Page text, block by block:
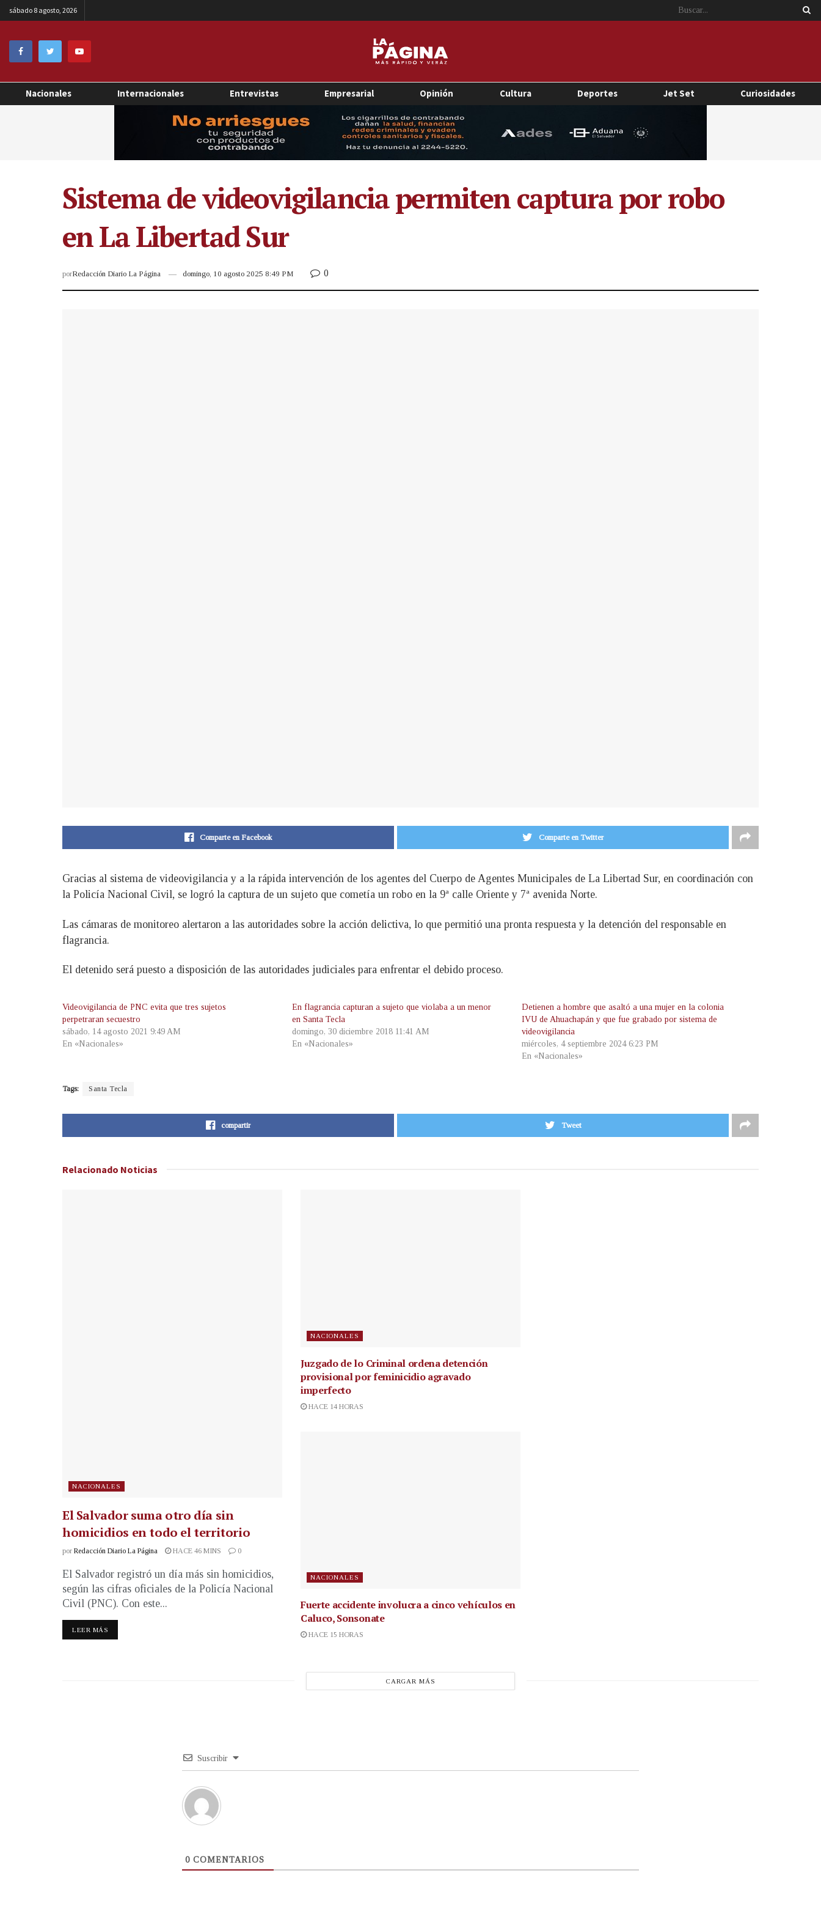
sábado 8 agosto, 2026
Nacionales Internacionales Entrevistas Empresarial Opinión Cultura Deportes Jet Set Curiosidades
Sistema de videovigilancia permiten captura por robo
en La Libertad Sur
porRedacción Diario La Página domingo, 10 agosto 2025 8:49 PM 0
Comparte en Facebook Comparte en Twitter
Gracias al sistema de videovigilancia y a la rápida intervención de los agentes del Cuerpo de Agentes Municipales de La Libertad Sur, en coordinación con
la Policía Nacional Civil, se logró la captura de un sujeto que cometía un robo en la 9ª calle Oriente y 7ª avenida Norte.
Las cámaras de monitoreo alertaron a las autoridades sobre la acción delictiva, lo que permitió una pronta respuesta y la detención del responsable en
flagrancia.
El detenido será puesto a disposición de las autoridades judiciales para enfrentar el debido proceso.
Videovigilancia de PNC evita que tres sujetos
perpetraran secuestro
sábado, 14 agosto 2021 9:49 AM
En «Nacionales»
En flagrancia capturan a sujeto que violaba a un menor
en Santa Tecla
domingo, 30 diciembre 2018 11:41 AM
En «Nacionales»
Detienen a hombre que asaltó a una mujer en la colonia
IVU de Ahuachapán y que fue grabado por sistema de
videovigilancia
miércoles, 4 septiembre 2024 6:23 PM
En «Nacionales»
Tags: Santa Tecla
compartir Tweet
Relacionado Noticias
NACIONALES
El Salvador suma otro día sin
homicidios en todo el territorio
por Redacción Diario La Página HACE 46 MINS 0
El Salvador registró un día más sin homicidios,
según las cifras oficiales de la Policía Nacional
Civil (PNC). Con este...
LEER MÁS
NACIONALES
Juzgado de lo Criminal ordena detención
provisional por feminicidio agravado
imperfecto
HACE 14 HORAS
NACIONALES
Fuerte accidente involucra a cinco vehículos en
Caluco, Sonsonate
HACE 15 HORAS
CARGAR MÁS
Suscribir
0 COMENTARIOS